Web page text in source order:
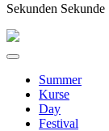
Sekunden Sekunde
Summer
Kurse
Day
Festival